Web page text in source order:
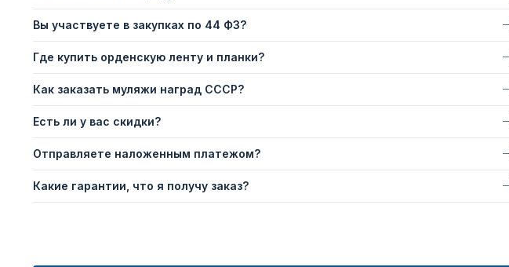
Вы участвуете в закупках по 44 ФЗ?
Где купить орденскую ленту и планки?
Как заказать муляжи наград СССР?
Есть ли у вас скидки?
Отправляете наложенным платежом?
Какие гарантии, что я получу заказ?